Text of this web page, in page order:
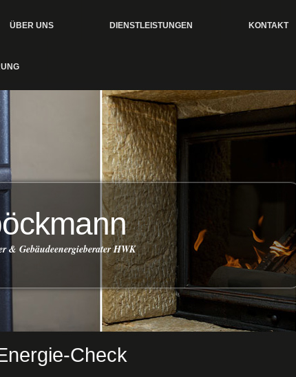
ÜBER UNS DIENSTLEISTUNGEN KONTAKT
& Gebäudeenergieberater HWK
Check